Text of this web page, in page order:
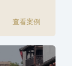
查看案例